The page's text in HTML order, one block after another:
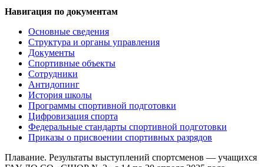
Навигация по документам
Основные сведения
Структура и органы управления
Документы
Спортивные объекты
Сотрудники
Антидопинг
История школы
Программы спортивной подготовки
Цифровизация спорта
Федеральные стандарты спортивной подготовки
Приказы о присвоении спортивных разрядов
Плавание. Результаты выступлений спортсменов — учащихся